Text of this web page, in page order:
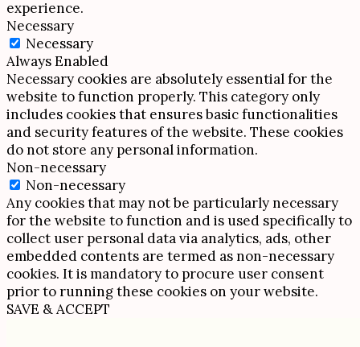
experience.
Necessary
Necessary
Always Enabled
Necessary cookies are absolutely essential for the
website to function properly. This category only
includes cookies that ensures basic functionalities
and security features of the website. These cookies
do not store any personal information.
Non-necessary
Non-necessary
Any cookies that may not be particularly necessary
for the website to function and is used specifically to
collect user personal data via analytics, ads, other
embedded contents are termed as non-necessary
cookies. It is mandatory to procure user consent
prior to running these cookies on your website.
SAVE & ACCEPT